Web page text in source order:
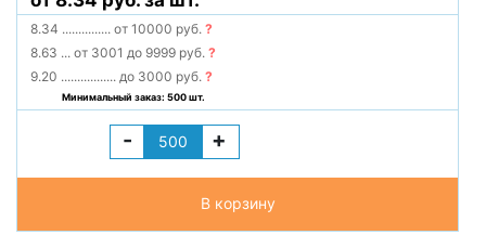
8.34 ............... от 10000 руб.?
8.63 ... от 3001 до 9999 руб.?
9.20 ................. до 3000 руб.?
Минимальный заказ: 500 шт.
- +
В корзину